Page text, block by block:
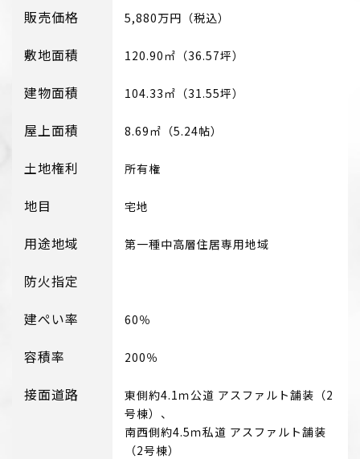
販売価格 5,880万円（税込）
敷地面積 120.90㎡（36.57坪）
建物面積 104.33㎡（31.55坪）
屋上面積 8.69㎡（5.24帖）
土地権利 所有権
地目 宅地
用途地域 第一種中高層住居専用地域
防火指定
建ぺい率
60％
容積率 200％
接面道路
東側約4.1ｍ公道 アスファルト舗装（2
号棟）、
南西側約4.5ｍ私道 アスファルト舗装
（2号棟）